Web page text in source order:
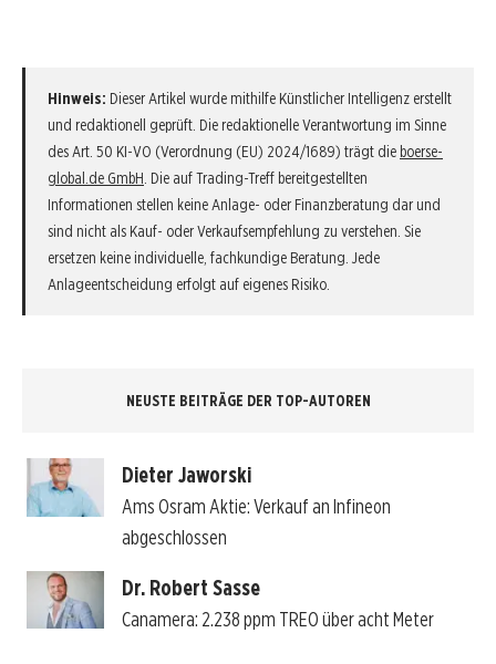
Hinweis: Dieser Artikel wurde mithilfe Künstlicher Intelligenz erstellt
und redaktionell geprüft. Die redaktionelle Verantwortung im Sinne
des Art. 50 KI-VO (Verordnung (EU) 2024/1689) trägt die boerse-
global.de GmbH . Die auf Trading-Treff bereitgestellten
Informationen stellen keine Anlage- oder Finanzberatung dar und
sind nicht als Kauf- oder Verkaufsempfehlung zu verstehen. Sie
ersetzen keine individuelle, fachkundige Beratung. Jede
Anlageentscheidung erfolgt auf eigenes Risiko.
NEUSTE BEITRÄGE DER TOP-AUTOREN
Dieter Jaworski
Ams Osram Aktie: Verkauf an Infineon
abgeschlossen
Dr. Robert Sasse
Canamera: 2.238 ppm TREO über acht Meter